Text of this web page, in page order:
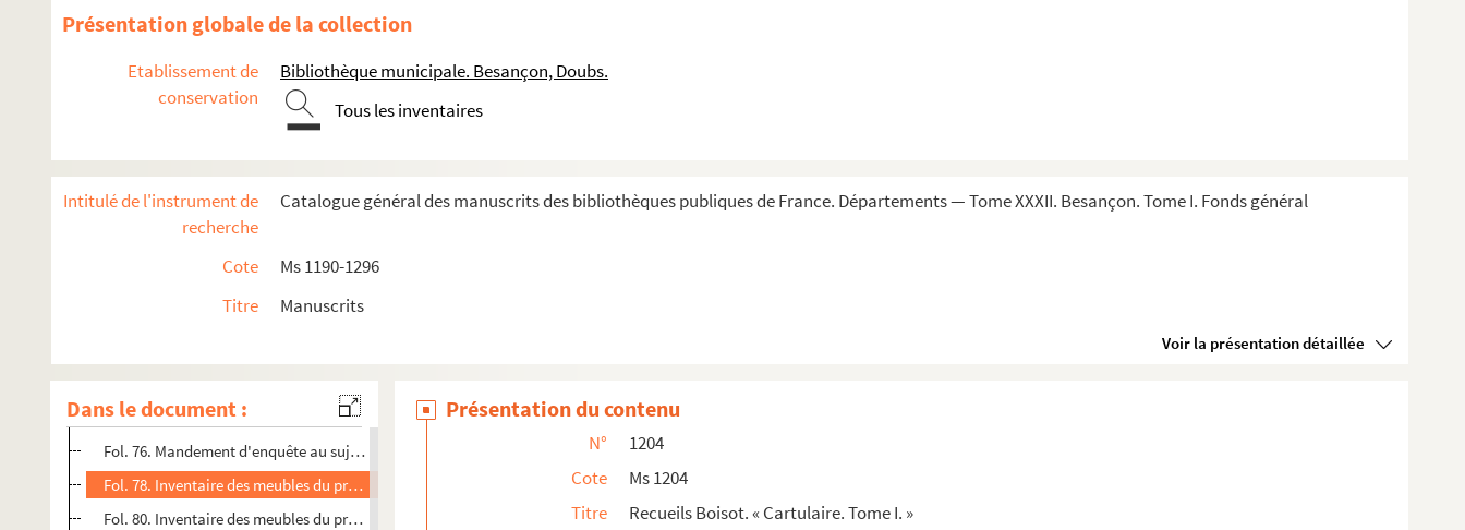
Présentation globale de la collection
Etablissement de
conservation
Bibliothèque municipale. Besançon, Doubs.
Tous les inventaires
Intitulé de l'instrument de
recherche
Catalogue général des manuscrits des bibliothèques publiques de France. Départements — Tome XXXII. Besançon. Tome I. Fonds général
Cote
Ms 1190-1296
Titre
Manuscrits
Voir la présentation détaillée
Dans le document :
Fol. 24. Bulle et placet concernant la mission remplie auprès de Charles-Quint par le cardinal d'Imola, comme...
Fol. 40. Placet impérial sur cette provision ; Bruxelles, 6 octobre 1553 ; original sur parchemin
Fol. 42. Consultation pour Jacques de Saint-Mauris, abbé de Goailles, au sujet de ses différends avec les rel...
Fol. 53. Opposition de Jacques de Saint-Mauris à l'introduction à Goailles d'un second titulaire du pain d'ab...
Fol. 58. Placet d'un individu se disant pourvu d'un pain d'abbaye sur Goailles, et répliques de l'abbé Charle...
Fol. 67. Consentement pour le même objet, donné par le cardinal de Lorraine, abbé de Cluny ; Fontainebleau, 1...
Fol. 72. Placet d'acquiescement du gouvernement de Bruxelles à la coadjutorerie du prieuré de Saint-Saulve de...
Fol. 74. Placet d'acquiescement de Charles-Quint à la prise de possession de la cure de Rurey par Antoine Per...
Fol. 76. Mandement d'enquête au sujet d'une succession de mainmortable advenue au village de Ranzevelle et ré...
Fol. 78. Inventaire des meubles du prieuré de Saint-Ulrich (Haut-Rhin)
Fol. 80. Inventaire des meubles du prieuré de Mouthier-Haute-Pierre
Présentation du contenu
N°
1204
Cote
Ms 1204
Titre
Recueils Boisot. « Cartulaire. Tome I. »